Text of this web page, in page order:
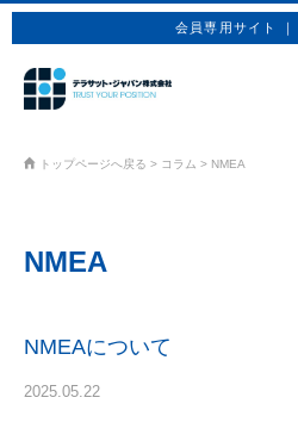
会員専用サイト
トップページへ戻る > コラム > NMEA
NMEA
NMEAについて
2025.05.22